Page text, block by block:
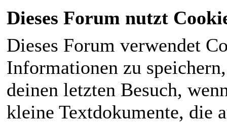
Dieses Forum nutzt
Dieses Forum verwendet
Informationen zu
deinen letzten Besuch,
kleine Textdokumente, die